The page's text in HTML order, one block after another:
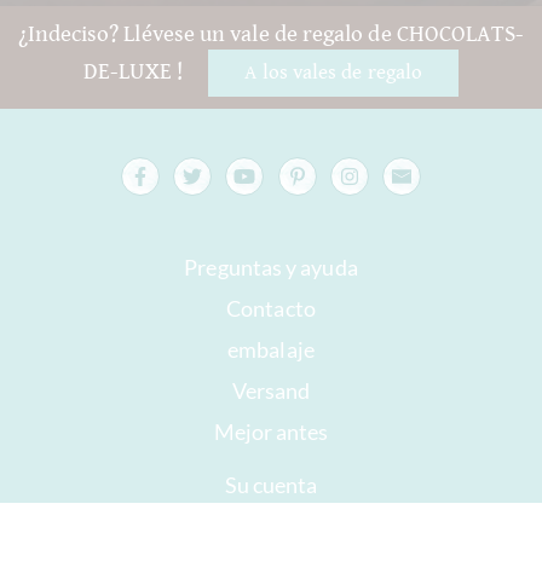
¿Indeciso? Llévese un vale de regalo de CHOCOLATS-
DE-LUXE !
A los vales de regalo
Preguntas y ayuda
Contacto
embalaje
Versand
Mejor antes
Su cuenta